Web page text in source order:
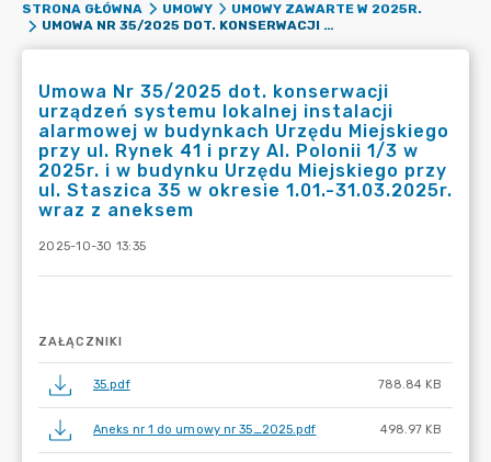
STRONA GŁÓWNA UMOWY
UMOWY ZAWARTE W 2025R.
UMOWA NR 35/2025 DOT. KONSERWACJI URZĄDZEŃ SYSTEMU LOKALNEJ INSTALACJI ALARMOWEJ W BUDYNKACH URZĘDU MIEJSKIEGO PRZY UL. RYNEK 41 I PRZY AL. POLONII 1/3 W 2025R. I W BUDYNKU URZĘDU MIEJSKIEGO PRZY UL. STASZICA 35 W OKRESIE 1.01.-31.03.2025R. WRAZ Z ANEKSEM
Umowa Nr 35/2025 dot. konserwacji
urządzeń systemu lokalnej instalacji
alarmowej w budynkach Urzędu Miejskiego
przy ul. Rynek 41 i przy Al. Polonii 1/3 w
2025r. i w budynku Urzędu Miejskiego przy
ul. Staszica 35 w okresie 1.01.-31.03.2025r.
wraz z aneksem
2025-10-30 13:35
ZAŁĄCZNIKI
35.pdf 788.84 KB
Aneks nr 1 do umowy nr 35_2025.pdf 498.97 KB